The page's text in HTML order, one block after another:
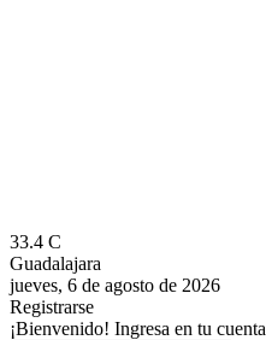
33.4 C
Guadalajara
jueves, 6 de agosto de 2026
Registrarse
¡Bienvenido! Ingresa en tu cuenta